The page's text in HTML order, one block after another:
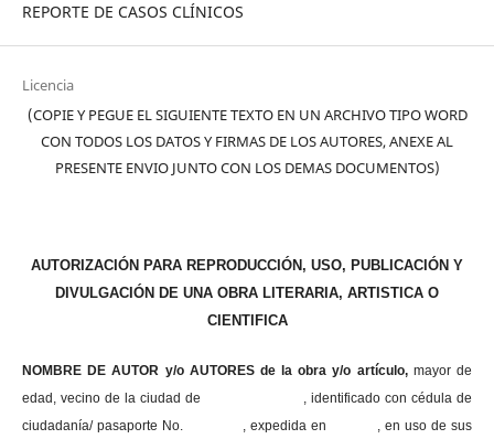
REPORTE DE CASOS CLÍNICOS
Licencia
(COPIE Y PEGUE EL SIGUIENTE TEXTO EN UN ARCHIVO TIPO WORD
CON TODOS LOS DATOS Y FIRMAS DE LOS AUTORES, ANEXE AL
PRESENTE ENVIO JUNTO CON LOS DEMAS DOCUMENTOS)
AUTORIZACIÓN PARA REPRODUCCIÓN, USO, PUBLICACIÓN Y
DIVULGACIÓN DE UNA OBRA LITERARIA, ARTISTICA O
CIENTIFICA
NOMBRE DE AUTOR y/o AUTORES de la obra y/o artículo, mayor de
edad, vecino de la ciudad de , identificado con cédula de
ciudadanía/ pasaporte No. , expedida en , en uso de sus